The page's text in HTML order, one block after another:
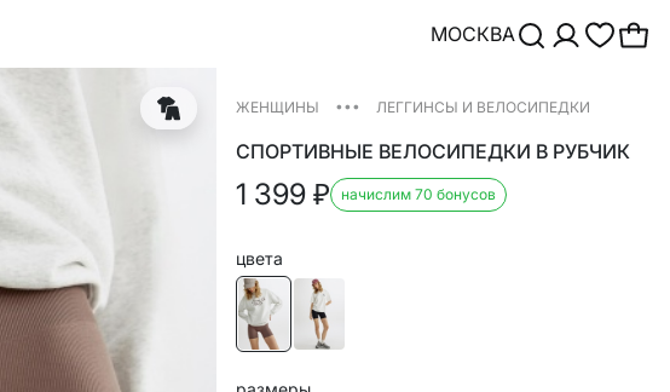
МОСКВА
ЖЕНЩИНЫ ••• ЛЕГГИНСЫ И ВЕЛОСИПЕДКИ
СПОРТИВНЫЕ ВЕЛОСИПЕДКИ В РУБЧИК
1 399 ₽ начислим 70 бонусов
цвета